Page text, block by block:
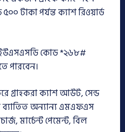
টাকা পর্যন্ত ক্যাশ রিওয়ার্ড
ইউএসএসডি কোড *২৬৮#
পারবেন।
গ্রাহকরা ক্যাশ আউট, সেন্ড
ব্যাতিত অন্যান্য এমএফএস
মার্চেন্ট পেমেন্ট, বিল